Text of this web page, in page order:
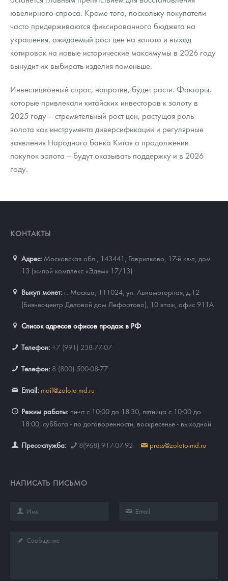
ювелирного спроса. Кроме того, поскольку покупатели
часто придерживаются фиксированного бюджета на
украшения, ожидаемый рост цен на золото и выход
котировок на новые исторические максимумы в 2026 году
вынудит их выбирать изделия поменьше.
Инвестиционный спрос, напротив, будет расти. Факторы,
которые привлекали китайских инвесторов к золоту в
2025 году — стремительный рост цен, растущая роль
золота как инструмента диверсификации и регулярные
заявления Народного банка Китая о продолжении
покупок золота — будут оказывать поддержку и в 2026
году.
КОНТАКТЫ
Адрес: Московская обл., 143441
Гаврилково, 17-й кв-л, дом
13 (жилой комплекс «Эдем» 17/13)
Выкуп монет: г. Москва, 111024, ул. Авиамоторная, д.12
(бизнес-центр Деловой дом Лефортово), 10 этаж, офис 911А
Список адресов офисов продаж в РФ
Телефон: +7 (991) 238-77-07
Телефон: 8 (800) 500-08-77
Email: mail@zoloto-md.ru
Режим работы: пн-чт с 10:00 до 18:30, пятница с 10:00 до
18:00, суббота - по договоренности, воскресенье - выходной.
Пресс-служба: 8(968) 917-07-92 press@zoloto-md.ru
НАПИСАТЬ ПИСЬМО